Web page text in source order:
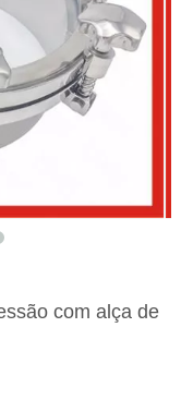
com alça de